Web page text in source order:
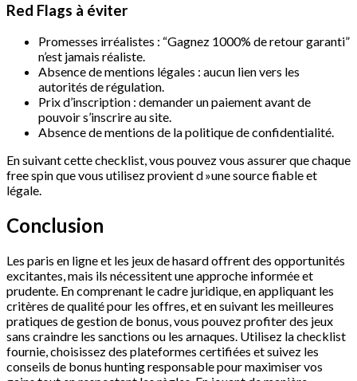
Red Flags à éviter
Promesses irréalistes : “Gagnez 1000% de retour garanti”
n’est jamais réaliste.
Absence de mentions légales : aucun lien vers les
autorités de régulation.
Prix d’inscription : demander un paiement avant de
pouvoir s’inscrire au site.
Absence de mentions de la politique de confidentialité.
En suivant cette checklist, vous pouvez vous assurer que chaque
free spin que vous utilisez provient d »une source fiable et
légale.
Conclusion
Les paris en ligne et les jeux de hasard offrent des opportunités
excitantes, mais ils nécessitent une approche informée et
prudente. En comprenant le cadre juridique, en appliquant les
critères de qualité pour les offres, et en suivant les meilleures
pratiques de gestion de bonus, vous pouvez profiter des jeux
sans craindre les sanctions ou les arnaques. Utilisez la checklist
fournie, choisissez des plateformes certifiées et suivez les
conseils de bonus hunting responsable pour maximiser vos